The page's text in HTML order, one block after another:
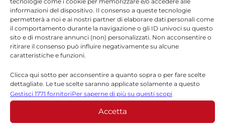
informazioni del dispositivo. Il consenso a queste tecnologie
permetterà a noi e ai nostri partner di elaborare dati personali come
il comportamento durante la navigazione o gli ID univoci su questo
sito e di mostrare annunci (non) personalizzati. Non acconsentire o
ritirare il consenso può influire negativamente su alcune
caratteristiche e funzioni.
Clicca qui sotto per acconsentire a quanto sopra o per fare scelte
dettagliate. Le tue scelte saranno applicate solamente a questo
sito. È possibile modificare le impostazioni in qualsiasi momento,
compreso il ritiro del consenso, utilizzando i pulsanti della Cookie
Policy o cliccando sul pulsante di gestione del consenso nella parte
inferiore dello schermo.
Gestisci 1771 fornitoriPer saperne di più su questi scopi
Accetta
5 GENNAIO 2019
SALUTE E BENESSERE
Dieta di gennaio: esempio
dimagrire
5 GENNAIO 2019